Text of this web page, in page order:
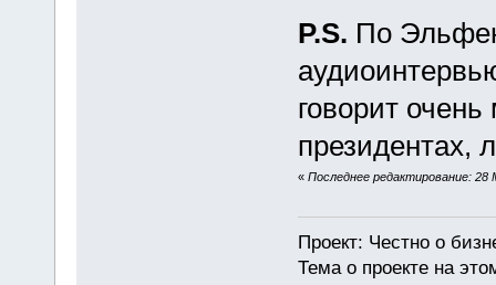
P.S. По
говорит
президентах,
« Последнее редактирование:
Проект: Честно о
Тема о проекте на